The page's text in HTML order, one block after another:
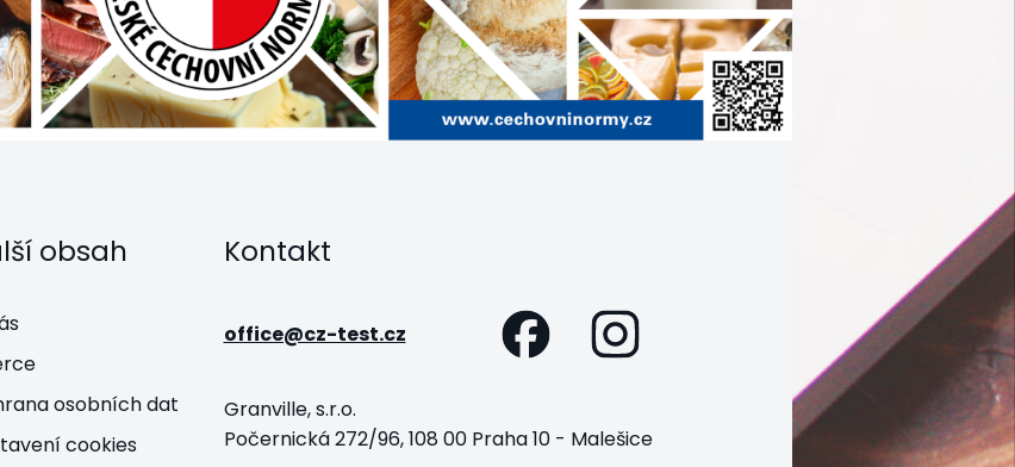
obsah
osobních dat
cookies
Kontakt
office@cz-test.cz
Granville, s.r.o.
Počernická 272/96, 108 00 Praha 10 - Malešice